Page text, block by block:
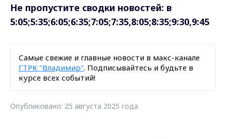
Не пропустите сводки новостей: в
5:05;5:35;6:05;6:35;7:05;7:35,8:05;8:35;9:30,9:45
Самые свежие и главные новости в макс-канале
ГТРК "Владимир". Подписывайтесь и будьте в
курсе всех событий!
Опубликовано: 25 августа 2025 года